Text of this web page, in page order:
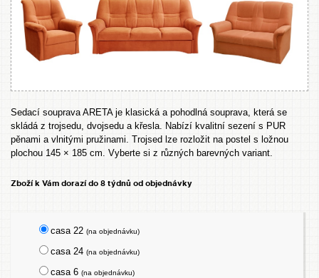
Sedací souprava ARETA je klasická a pohodlná souprava, která se
skládá z trojsedu, dvojsedu a křesla. Nabízí kvalitní sezení s PUR
pěnami a vlnitými pružinami. Trojsed lze rozložit na postel s ložnou
plochou 145 × 185 cm. Vyberte si z různých barevných variant.
Zboží k Vám dorazí do 8 týdnů od objednávky
casa 22(na objednávku)
casa 24(na objednávku)
casa 6(na objednávku)